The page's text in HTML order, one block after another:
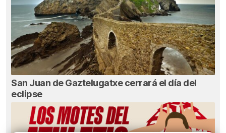
San Juan de Gaztelugatxe cerrará el día del
eclipse